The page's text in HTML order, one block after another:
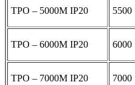
ТРО – 5000М IP20 5500
ТРО – 6000М IP20 6000
ТРО – 7000М IP20 7000